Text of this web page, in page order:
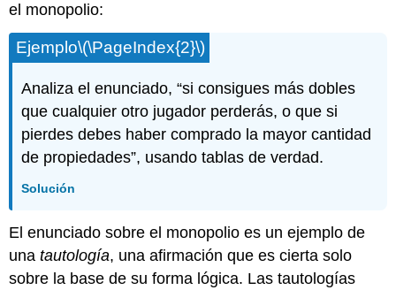
el monopolio:
Ejemplo\(\PageIndex{2}\)
Analiza el enunciado, “si consigues más dobles
que cualquier otro jugador perderás, o que si
pierdes debes haber comprado la mayor cantidad
de propiedades”, usando tablas de verdad.
Solución
El enunciado sobre el monopolio es un ejemplo de
unatautología, una afirmación que es cierta solo
sobre la base de su forma lógica. Las tautologías